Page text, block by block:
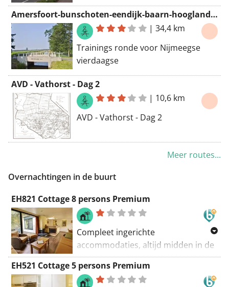
(eemhof)-bootoversteek naar
Bunschoten-en terug naar
Amersfoort.
Alleen in de zomer te doen vanwege
oversteek van Eemhof naar
Bunschoten
Amersfoort-bunschoten-eendijk-baarn-hoogland-amersfoort (35km)
|34,4 km
Trainings ronde voor Nijmeegse
vierdaagse
AVD - Vathorst - Dag 2
| 10,6 km
AVD - Vathorst - Dag 2
Meer routes...
Overnachtingen in de buurt
EH821 Cottage 8 persons Premium
Compleet ingerichte
accommodaties, altijd midden in de
natuur Gratis onbeperkt toegang
tot het subtropisch zwemparadijs
Aqua Mundo Gratis entertainment
EH521 Cottage 5 persons Premium